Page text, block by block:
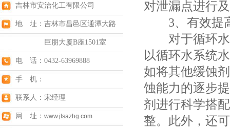
吉林市安治化工有限公司
地 址：吉林市昌邑区通潭大路
巨朋大厦B座1501室
电 话：0432-63969888
手 机：
联系人：宋经理
网 址： www.jlsazhg.com
对泄漏点进行
3、有效提
对于循环水
以循环水系统
如将其他缓蚀
蚀能力的逐步
剂进行科学搭
整。此外，还